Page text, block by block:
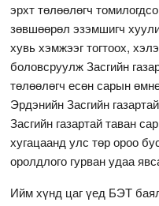
эрхт төлөөлөгч
зөвшөөрөл эзэмшигч
хувь хэмжээг тогтоох,
боловсруулж Засгийн
төлөөлөгч есөн сарын
Эрдэнийн Засгийн
Засгийн газартай таван
хугацаанд улс төр ороо
оролдлого гурван удаа
Ийм хүнд цаг үед БЭТ